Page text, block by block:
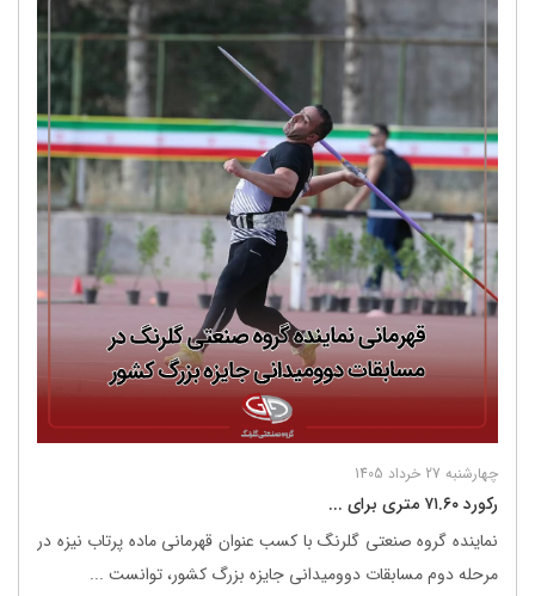
چهارشنبه 27 خرداد 1405
رکورد ۷۱.۶۰ متری برای ...
نماینده گروه صنعتی گلرنگ با کسب عنوان قهرمانی ماده پرتاب نیزه در
مرحله دوم مسابقات دوومیدانی جایزه بزرگ کشور، توانست ...